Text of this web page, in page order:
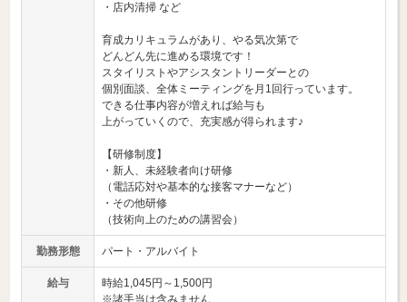
・店内清掃 など
育成カリキュラムがあり、やる気次第で
どんどん先に進める環境です！
スタイリストやアシスタントリーダーとの
個別面談、全体ミーティングを月1回行っています。
できる仕事内容が増えれば給与も
上がっていくので、充実感が得られます♪
【研修制度】
・新人、未経験者向け研修
（電話応対や基本的な接客マナーなど）
・その他研修
（技術向上のための講習会）
勤務形態 パート・アルバイト
給与
時給1,045円～1,500円
※諸手当は含みません